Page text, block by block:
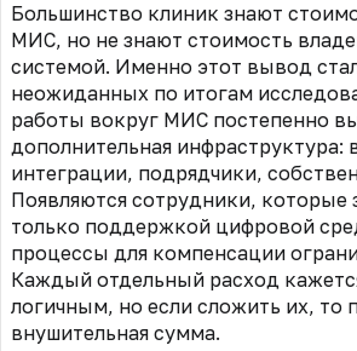
Большинство клиник знают
МИС, но не знают стоимость
системой. Именно этот вывод
неожиданных по итогам
работы вокруг МИС постепенно
дополнительная инфраструктура:
интеграции, подрядчики,
Появляются сотрудники, которые
только поддержкой цифровой
процессы для компенсации
Каждый отдельный расход
логичным, но если сложить их, то
внушительная сумма.